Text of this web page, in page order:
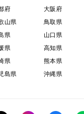
府 大阪府
山県 鳥取県
県 山口県
県 高知県
県 熊本県
島県 沖縄県